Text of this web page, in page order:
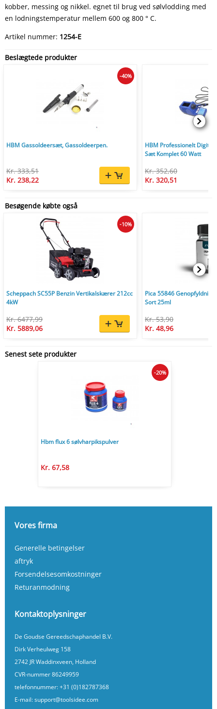
kobber, messing og nikkel. egnet til brug ved sølvlodding med
en lodningstemperatur mellem 600 og 800 ° C.
Artikel nummer: 1254-E
Beslægtede produkter
HBM Gassoldeersæt, Gassoldeerpen.
Kr. 333,51
Kr. 238,22
-40%
HBM Professionelt
Sæt Komplet 60 Watt
Kr. 352,60
Kr. 320,51
Besøgende købte også
Scheppach SC55P Benzin Vertikalskærer 212cc
4kW
Kr. 6477,99
Kr. 5889,06
-10%
Pica 55846
Sort 25ml
Kr. 53,90
Kr. 48,96
Senest sete produkter
Hbm flux 6 sølvharpikspulver
Kr. 67,58
-20%
Vores firma
Generelle betingelser
aftryk
Forsendelsesomkostninger
Returanmodning
Kontaktoplysninger
De Goudse Gereedschaphandel B.V.
Dirk Verheulweg 158
2742 JR Waddinxveen, Holland
CVR-nummer 86249959
telefonnummer:+31 (0)182787368
E-mail:support@toolsidee.com